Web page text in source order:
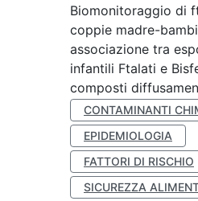
Biomonitoraggio di
coppie madre-
associazione tra
infantili Ftalati e
composti
CONTAMINANTI
EPIDEMIOLOGIA
FATTORI DI RISCHIO
SICUREZZA